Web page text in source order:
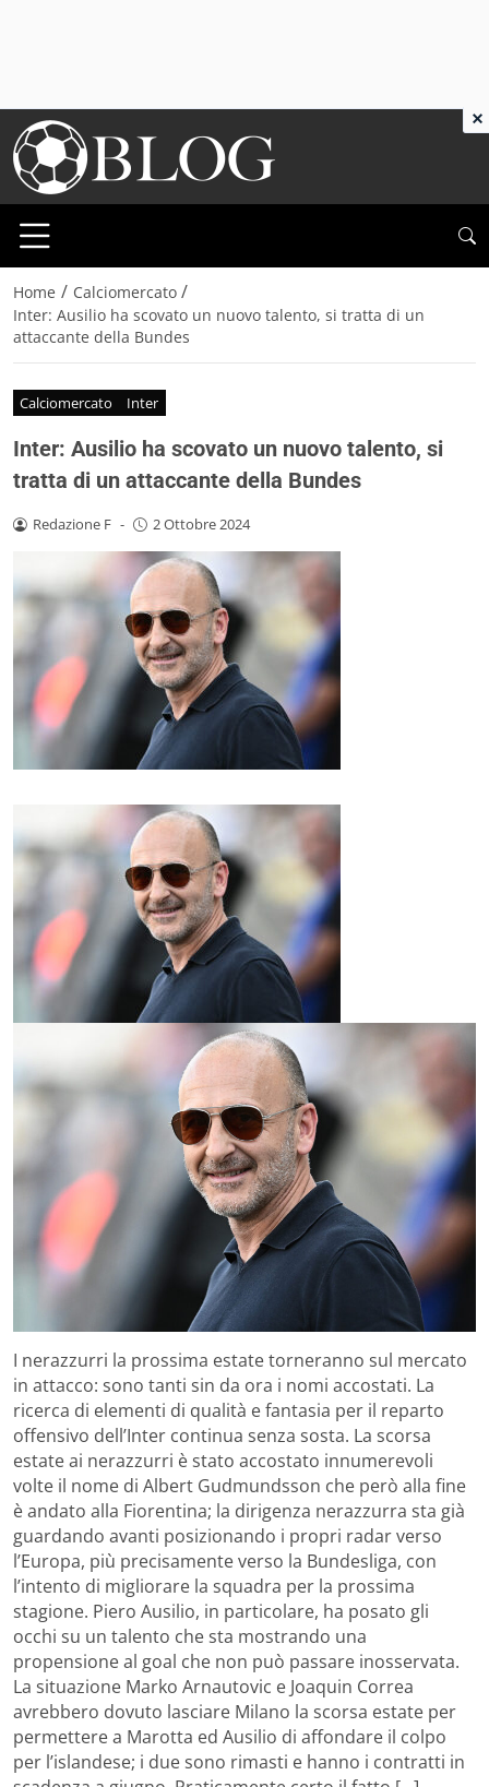
Home / Calciomercato /
Inter: Ausilio ha scovato un nuovo talento, si tratta di un
attaccante della Bundes
Calciomercato Inter
Inter: Ausilio ha scovato un nuovo talento, si
tratta di un attaccante della Bundes
Redazione F - 2 Ottobre 2024
I nerazzurri la prossima estate torneranno sul mercato
in attacco: sono tanti sin da ora i nomi accostati. La
ricerca di elementi di qualità e fantasia per il reparto
offensivo dell’Inter continua senza sosta. La scorsa
estate ai nerazzurri è stato accostato innumerevoli
volte il nome di Albert Gudmundsson che però alla fine
è andato alla Fiorentina; la dirigenza nerazzurra sta già
guardando avanti posizionando i propri radar verso
l’Europa, più precisamente verso la Bundesliga, con
l’intento di migliorare la squadra per la prossima
stagione. Piero Ausilio, in particolare, ha posato gli
occhi su un talento che sta mostrando una
propensione al goal che non può passare inosservata.
La situazione Marko Arnautovic e Joaquin Correa
avrebbero dovuto lasciare Milano la scorsa estate per
permettere a Marotta ed Ausilio di affondare il colpo
per l’islandese; i due sono rimasti e hanno i contratti in
×